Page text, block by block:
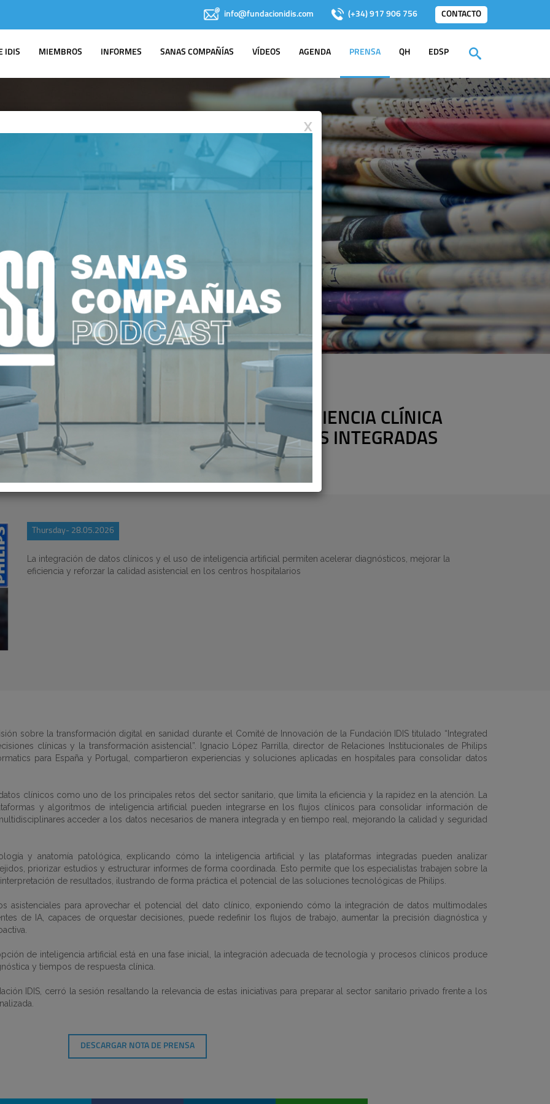
info@fundacionidis.com (+34) 917 906 756 CONTACTO
IDIS MIEMBROS INFORMES SANAS COMPAÑÍAS VÍDEOS AGENDA PRENSA QH EDSP
NOTAS DE PRENSA
INICIATIVAS PARA IMPULSAR LA EFICIENCIA CLÍNICA
ARTIFICIAL Y LAS PLATAFORMAS INTEGRADAS
Thursday- 28.05.2026
La integración de datos clínicos y el uso de inteligencia artificial permiten acelerar diagnósticos, mejorar la
eficiencia y reforzar la calidad asistencial en los centros hospitalarios
sobre la transformación digital en sanidad durante el Comité de Innovación de la Fundación IDIS titulado “Integrated
clínicas y la transformación asistencial”. Ignacio López Parrilla, director de Relaciones Institucionales de Philips
para España y Portugal, compartieron experiencias y soluciones aplicadas en hospitales para consolidar datos
clínicos como uno de los principales retos del sector sanitario, que limita la eficiencia y la rapidez en la atención. La
y algoritmos de inteligencia artificial pueden integrarse en los flujos clínicos para consolidar información de
acceder a los datos necesarios de manera integrada y en tiempo real, mejorando la calidad y seguridad
y anatomía patológica, explicando cómo la inteligencia artificial y las plataformas integradas pueden analizar
priorizar estudios y estructurar informes de forma coordinada. Esto permite que los especialistas trabajen sobre la
de resultados, ilustrando de forma práctica el potencial de las soluciones tecnológicas de Philips.
asistenciales para aprovechar el potencial del dato clínico, exponiendo cómo la integración de datos multimodales
de IA, capaces de orquestar decisiones, puede redefinir los flujos de trabajo, aumentar la precisión diagnóstica y
de inteligencia artificial está en una fase inicial, la integración adecuada de tecnología y procesos clínicos produce
y tiempos de respuesta clínica.
IDIS, cerró la sesión resaltando la relevancia de estas iniciativas para preparar al sector sanitario privado frente a los
DESCARGAR NOTA DE PRENSA
X